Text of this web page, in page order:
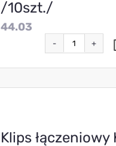
/10szt./
44.03
- +
Klips łączeniowy